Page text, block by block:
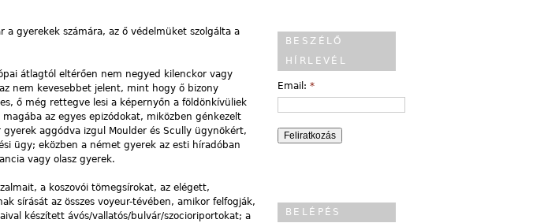
a gyerekek számára, az ő védelmüket szolgálta a
átlagtól eltérően nem negyed kilenckor vagy
nem kevesebbet jelent, mint hogy ő bizony
ő még rettegve lesi a képernyőn a földönkívüliek
az egyes epizódokat, miközben génkezelt
aggódva izgul Moulder és Scully ügynökért,
ügy; eközben a német gyerek az esti híradóban
vagy olasz gyerek.
a koszovói tömegsírokat, az elégett,
sírását az összes voyeur-tévében, amikor felfogják,
készített ávós/vallatós/bulvár/szocioriportokat; a
BESZÉLŐ
HÍRLEVÉL
Email: *
BELÉPÉS